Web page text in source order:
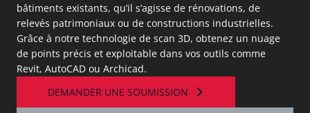
bâtiments existants, qu’il s’agisse de rénovations, de
relevés patrimoniaux ou de constructions industrielles.
Grâce à notre technologie de scan 3D, obtenez un nuage
de points précis et exploitable dans vos outils comme
Revit, AutoCAD ou Archicad.
DEMANDER UNE SOUMISSION